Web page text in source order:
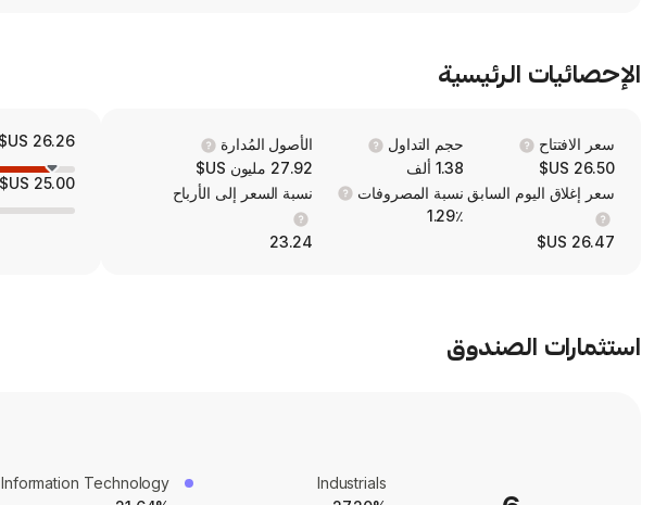
الإحصائيات الرئيسية
سعر الافتتاح
26.50 US$
حجم التداول
1.38 ألف
الأصول المُدارة
27.92 مليون US$
سعر إغلاق اليوم السابق
26.47 US$
نسبة المصروفات
1.29٪
نسبة السعر إلى الأرباح
23.24
26.26 US$
25.00 US$
استثمارات الصندوق
Industrials
Information Technology